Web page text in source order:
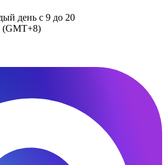
день с 9 до 20
(GMT+8)